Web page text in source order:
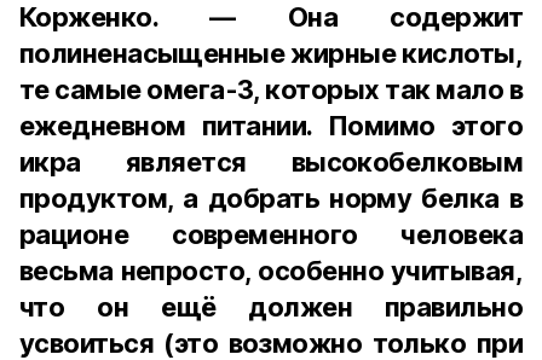
Корженко. — Она содержит
полиненасыщенные жирные кислоты,
те самые омега-3, которых так мало в
ежедневном питании. Помимо этого
икра является высокобелковым
продуктом, а добрать норму белка в
рационе современного человека
весьма непросто, особенно учитывая,
что он ещё должен правильно
усвоиться (это возможно только при